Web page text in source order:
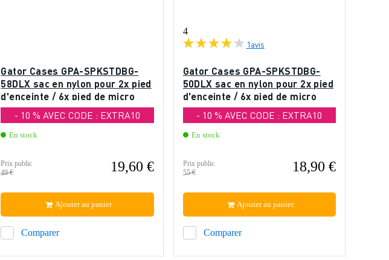
Gator Cases GPA-SPKSTDBG-
58DLX sac en nylon pour 2x pied
d'enceinte / 6x pied de micro
- 10 % AVEC CODE : EXTRA10
En stock
Prix public
49 €
19,60 €
Comparer
Ajouter au panier
4
1avis
Gator Cases GPA-SPKSTDBG-
50DLX sac en nylon pour 2x pied
d'enceinte / 6x pied de micro
- 10 % AVEC CODE : EXTRA10
En stock
Prix public
55 €
18,90 €
Comparer
Ajouter au panier